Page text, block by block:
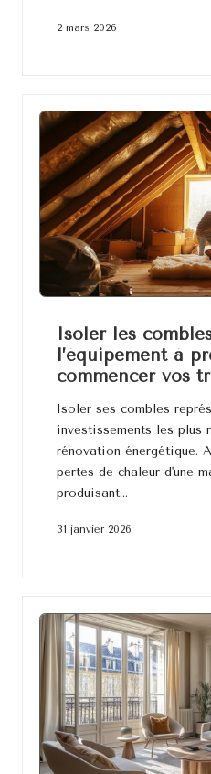
2 mars 2026
Isoler les
l’équipement à
commencer vos
Isoler ses combles
investissements les plus
rénovation énergétique.
pertes de chaleur d'une
produisant…
31 janvier 2026